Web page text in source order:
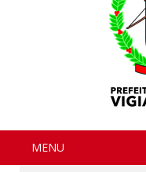
MENU